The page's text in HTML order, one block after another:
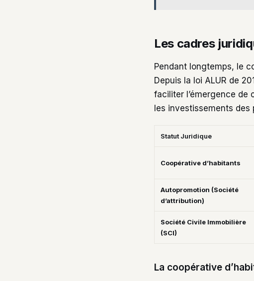
Les cadres
Pendant longtemps, le
Depuis la loi ALUR de
faciliter l’émergence de
les investissements
Statut Juridique
Coopérative d’habitants
Autopromotion (Société
d’attribution)
Société Civile Immobilière
(SCI)
La coopérative